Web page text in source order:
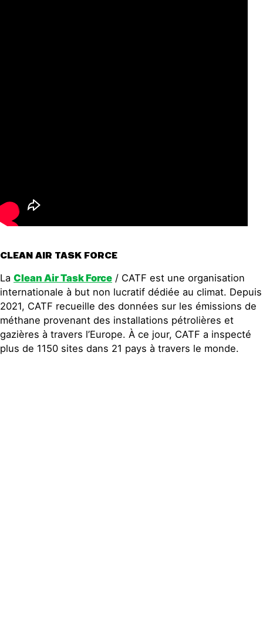
CLEAN AIR TASK FORCE
La Clean Air Task Force / CATF est une organisation
internationale à but non lucratif dédiée au climat. Depuis
2021, CATF recueille des données sur les émissions de
méthane provenant des installations pétrolières et
gazières à travers l’Europe. À ce jour, CATF a inspecté
plus de 1150 sites dans 21 pays à travers le monde.